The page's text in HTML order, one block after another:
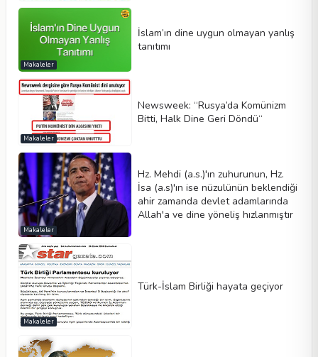
Makaleler
İslam’ın dine uygun olmayan yanlış
tanıtımı
Makaleler
Newsweek: “Rusya’da Komünizm
Bitti, Halk Dine Geri Döndü“
Makaleler
Hz. Mehdi (a.s.)'ın zuhurunun, Hz.
İsa (a.s)'ın ise nüzulünün beklendiği
ahir zamanda devlet adamlarında
Allah'a ve dine yöneliş hızlanmıştır
Makaleler
Türk-İslam Birliği hayata geçiyor